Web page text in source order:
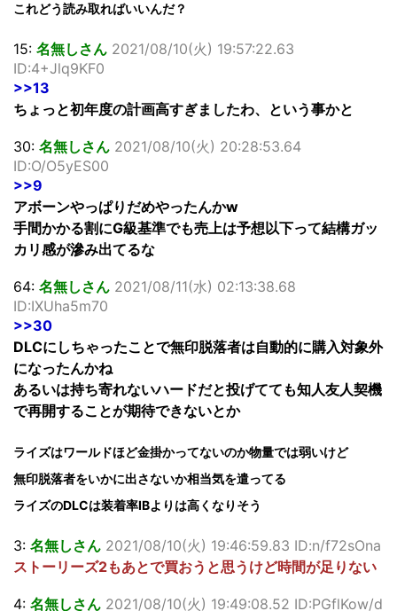
これどう読み取ればいいんだ？
15: 名無しさん 2021/08/10(火) 19:57:22.63
ID:4+Jlq9KF0
>>13
ちょっと初年度の計画高すぎましたわ、という事かと
30: 名無しさん 2021/08/10(火) 20:28:53.64
ID:O/O5yES00
>>9
アボーンやっぱりだめやったんかw
手間かかる割にG級基準でも売上は予想以下って結構ガッ
カリ感が滲み出てるな
64: 名無しさん 2021/08/11(水) 02:13:38.68
ID:IXUha5m70
>>30
DLCにしちゃったことで無印脱落者は自動的に購入対象外
になったんかね
あるいは持ち寄れないハードだと投げてても知人友人契機
で再開することが期待できないとか
ライズはワールドほど金掛かってないのか物量では弱いけど
無印脱落者をいかに出さないか相当気を遣ってる
ライズのDLCは装着率IBよりは高くなりそう
3: 名無しさん 2021/08/10(火) 19:46:59.83 ID:n/f72sOna
ストーリーズ2もあとで買おうと思うけど時間が足りない
4: 名無しさん 2021/08/10(火) 19:49:08.52 ID:PGflKow/d